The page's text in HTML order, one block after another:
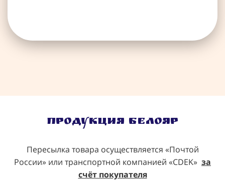
Продукция Белояр
Пересылка товара осуществляется «Почтой
России» или транспортной компанией «CDEK» за
счёт покупателя